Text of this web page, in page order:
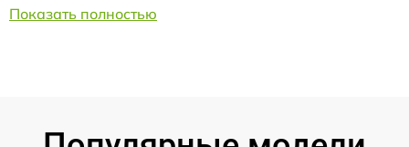
Показать полностью